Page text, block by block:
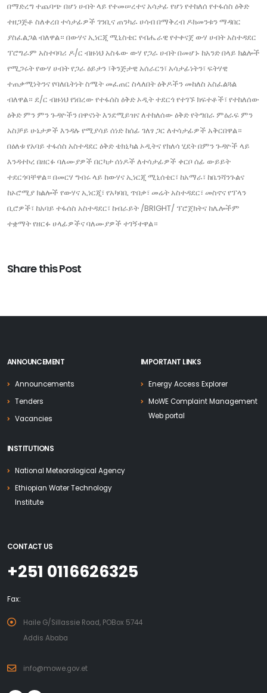
በማድረግ ተጨባጭ በሆነ ሀብት ላይ የተመሠረተና አሳታፊ የሆነ የተከለሰ የተፋሰስ ዕቅድ
ተዘጋጅቶ ስለቀረበ ተሳታፊዎች ገንቢና ጠንካራ ሀሳብ በማቅረብ ዶክመንቱን ማዳበር
ያስፈልጋል ብለዋል። በውሃና ኢነርጂ ሚኒስቴር የብሔራዊ የተቀናጀ ውሃ ሀብት አስተዳደር
ፕሮግራም አስተባባሪ ዶ/ር ብዙነህ አስፋው ውሃ የጋራ ሀብት በመሆኑ ከአንድ በላይ ክልሎች
የሚጋሩት የውሃ ሀብት የጋራ ዕይታን ፣ቅንጅታዊ አሰራርን፣ አሳታፊነትን፣ ፍትሃዊ
ተጠቃሚነትንና የባለቤትነት ስሜት መፈጠር ስላለበት ዕቅዶችን መከለስ አስፈልጓል
ብለዋል። ደ/ር ብዙነህ የነበረው የተፋሰስ ዕቅድ ኦዲት ተደርጎ የተገኙ ክፍተቶች፣ የተከለሰው
ዕቅድ ምን ምን ጉዳዮችን በዋናነት እንደሚይዝና ለተከለሰው ዕቅድ የትግበራ ምዕራፍ ምን
አስቻይ ሁኔታዎች እንዳሉ የሚያሳይ ሰነድ ከሰፊ ገለፃ ጋር ለተሳታፊዎች አቅርበዋል።
በዕለቱ የአባይ ተፋሰስ አስተዳደር ዕቅድ ቴክኒካል ኦዲትና የክለሳ ሂደት በምን ጉዳዮች ላይ
እንዳተኮረ በዘርፉ ባለሙያዎች በርካታ ሰነዶች ለተሳታፊዎች ቀርቦ ሰፊ ውይይት
ተደርጎባቸዋል። በመርሃ ግብሩ ላይ ከውሃና ኢነርጂ ሚኒሰቴር፣ ከአማራ፣ ከቤንሻንጉልና
ከኦሮሚያ ክልሎች የውሃና ኢነርጂ፣ የአካባቢ ጥበቃ፣ መሬት አስተዳደር፣ መስኖና የፕላን
ቢሮዎች፣ ከአባይ ተፋሰስ አስተዳደር፣ ከብራይት /BRIGHT/ ፕሮጀክትና ከሌሎችም
ተቋማት የዘርፉ ሀላፊዎችና ባለሙያዎች ተገኝተዋል።
Share this Post
ANNOUNCEMENT
Announcements
Tenders
Vacancies
IMPORTANT LINKS
Energy Access Explorer
MoWE Complaint Management
Web portal
INSTITUTIONS
National Meteorological Agency
Ethiopian Water Technology
Institute
CONTACT US
+251 0116626325
Fax:
Haile G/Sillassie Road, POBox 5744
Addis Ababa
info@mowe.gov.et